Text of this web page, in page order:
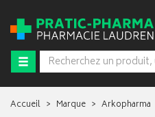
Accueil Marque Arkopharma